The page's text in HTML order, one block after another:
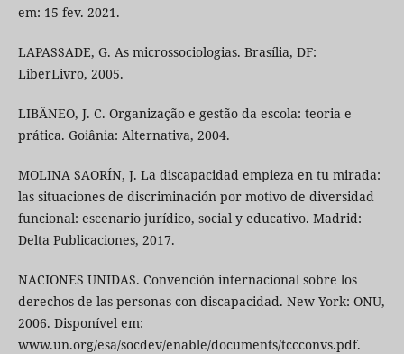
em: 15 fev. 2021.
LAPASSADE, G. As microssociologias. Brasília, DF:
LiberLivro, 2005.
LIBÂNEO, J. C. Organização e gestão da escola: teoria e
prática. Goiânia: Alternativa, 2004.
MOLINA SAORÍN, J. La discapacidad empieza en tu mirada:
las situaciones de discriminación por motivo de diversidad
funcional: escenario jurídico, social y educativo. Madrid:
Delta Publicaciones, 2017.
NACIONES UNIDAS. Convención internacional sobre los
derechos de las personas con discapacidad. New York: ONU,
2006. Disponível em:
www.un.org/esa/socdev/enable/documents/tccconvs.pdf.